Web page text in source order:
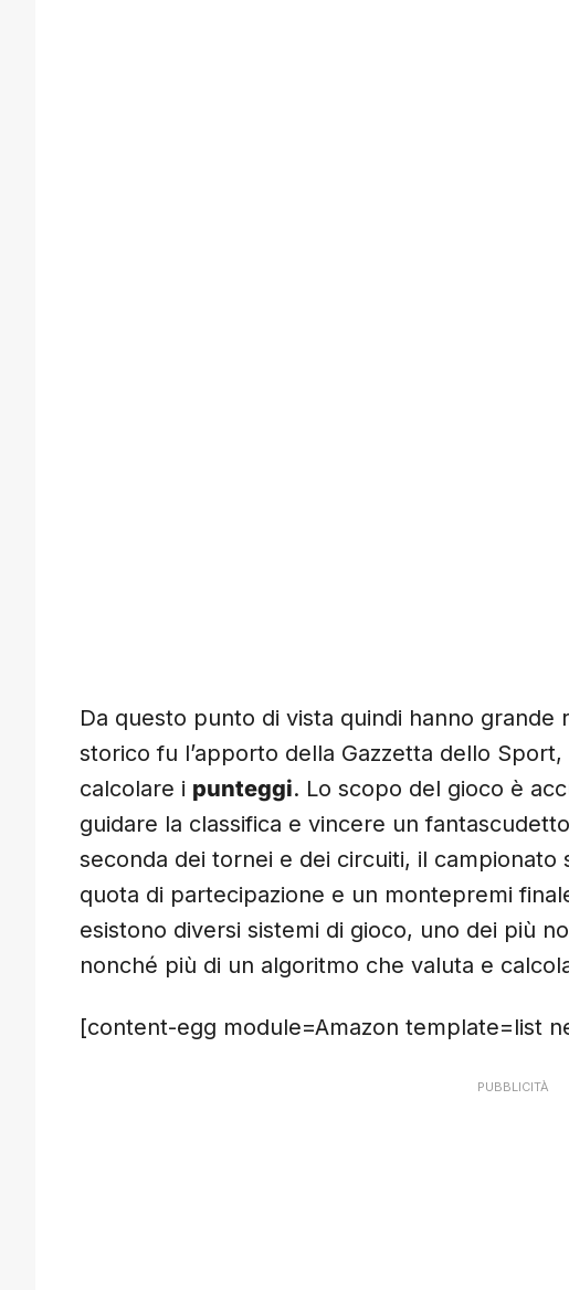
Da questo punto di vista quindi hanno grande
storico fu l’apporto della Gazzetta dello
calcolare i punteggi. Lo scopo del gioco è
guidare la classifica e vincere un
seconda dei tornei e dei circuiti, il campionato
quota di partecipazione e un montepremi
esistono diversi sistemi di gioco, uno dei più
nonché più di un algoritmo che valuta e
[content-egg module=Amazon template=list